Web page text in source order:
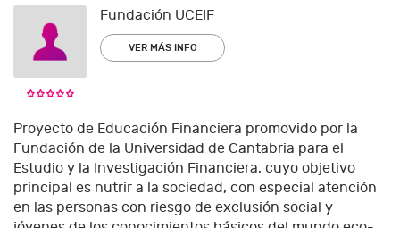
Fundación UCEIF
VER MÁS INFO
Proyecto de Educación Financiera promovido por la
Fundación de la Universidad de Cantabria para el
Estudio y la Investigación Financiera, cuyo objetivo
principal es nutrir a la sociedad, con especial atención
en las personas con riesgo de exclusión social y